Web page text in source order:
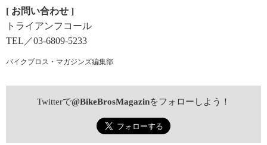
[ お問い合わせ ]
トライアンフコール
TEL／03-6809-5233
バイクブロス・マガジンズ編集部
Twitterで@BikeBrosMagazinをフォローしよう！